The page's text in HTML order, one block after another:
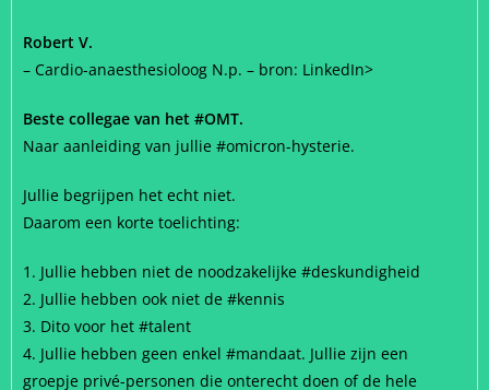
Robert V.
– Cardio-anaesthesioloog N.p. – bron: LinkedIn>
Beste collegae van het #OMT.
Naar aanleiding van jullie #omicron-hysterie.
Jullie begrijpen het echt niet.
Daarom een korte toelichting:
1. Jullie hebben niet de noodzakelijke #deskundigheid
2. Jullie hebben ook niet de #kennis
3. Dito voor het #talent
4. Jullie hebben geen enkel #mandaat. Jullie zijn een
groepje privé-personen die onterecht doen of de hele